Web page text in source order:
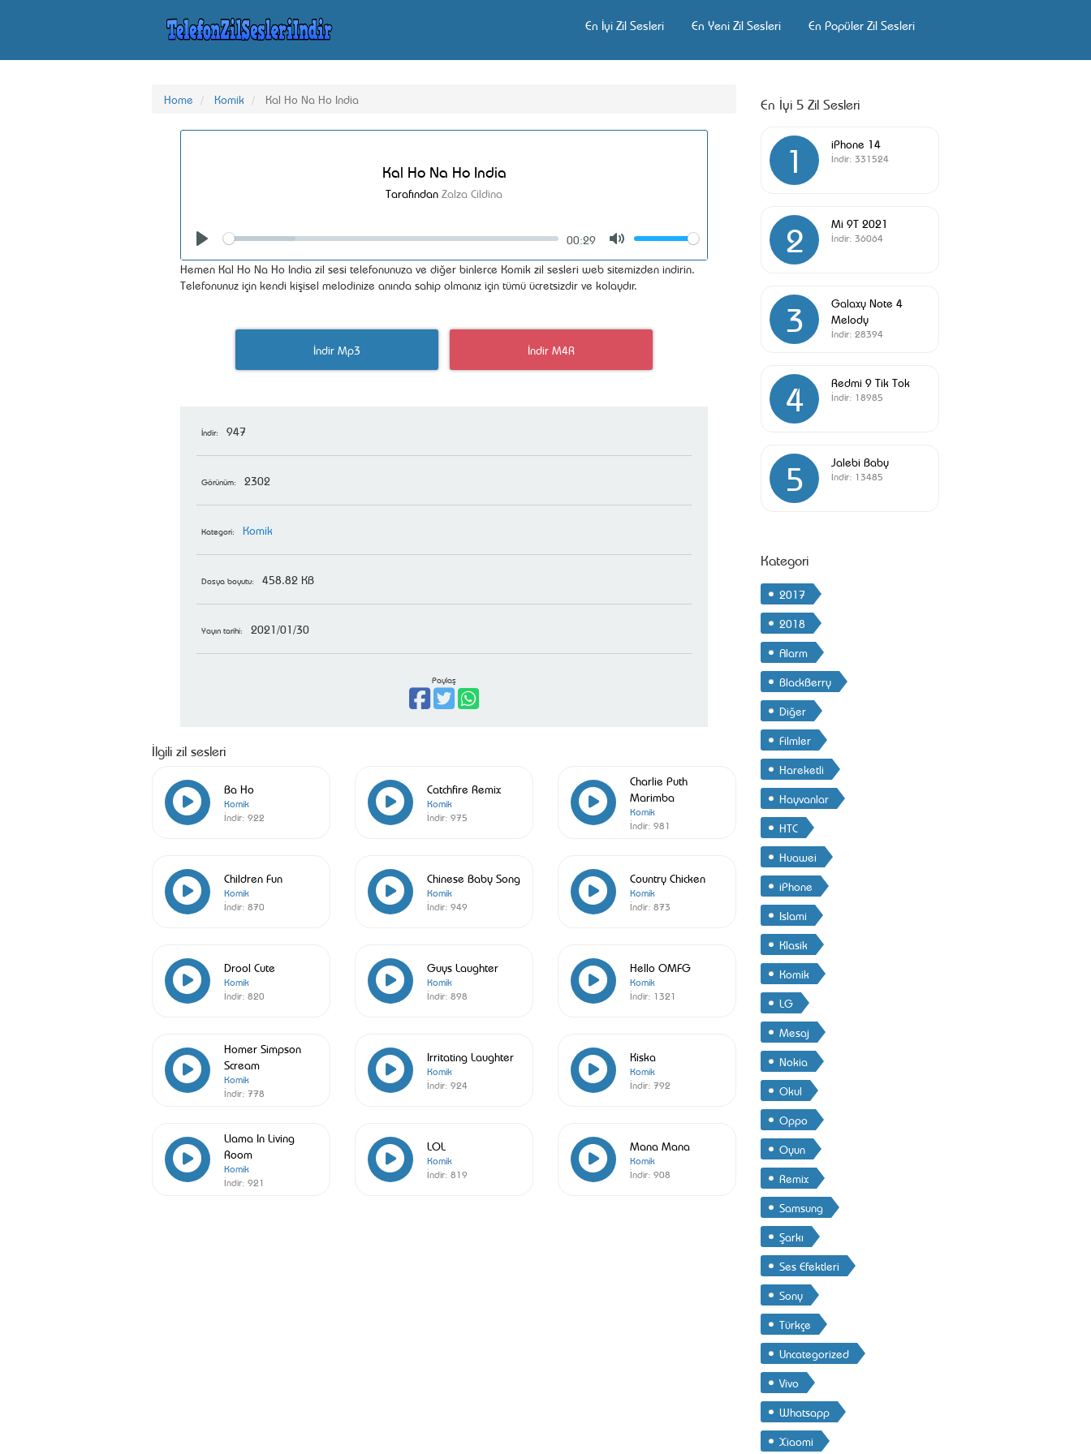
En İyi Zil Sesleri En Yeni Zil Sesleri En Popüler Zil Sesleri
Home Komik Kal Ho Na Ho India
Kal Ho Na Ho India
Tarafından Zalza Cildina
Seek
00:29
Volume
Hemen Kal Ho Na Ho India zil sesi telefonunuza ve diğer binlerce Komik zil sesleri web sitemizden indirin.
Telefonunuz için kendi kişisel melodinize anında sahip olmanız için tümü ücretsizdir ve kolaydır.
İndir Mp3 İndir M4R
İndir: 947
Görünüm: 2302
Kategori: Komik
Dosya boyutu: 458.82 KB
Yayın tarihi: 2021/01/30
Paylaş
İlgili zil sesleri
Ba Ho
Komik
İndir: 922
Catchfire Remix
Komik
İndir: 975
Charlie Puth
Marimba
Komik
İndir: 981
Children Fun
Komik
İndir: 870
Chinese Baby Song
Komik
İndir: 949
Country Chicken
Komik
İndir: 873
Drool Cute
Komik
İndir: 820
Guys Laughter
Komik
İndir: 898
Hello OMFG
Komik
İndir: 1321
Homer Simpson
Scream
Komik
İndir: 778
Irritating Laughter
Komik
İndir: 924
Kiska
Komik
İndir: 792
Llama In Living
Room
Komik
İndir: 921
LOL
Komik
İndir: 819
Mana Mana
Komik
İndir: 908
En İyi 5 Zil Sesleri
1 iPhone 14
İndir: 331524
2 Mi 9T 2021
İndir: 36064
3
Galaxy Note 4
Melody
İndir: 28394
4 Redmi 9 Tik Tok
İndir: 18985
5 Jalebi Baby
İndir: 13485
Kategori
2017
2018
Alarm
BlackBerry
Diğer
Filmler
Hareketli
Hayvanlar
HTC
Huawei
iPhone
Islami
Klasik
Komik
LG
Mesaj
Nokia
Okul
Oppo
Oyun
Remix
Samsung
Şarkı
Ses Efektleri
Sony
Türkçe
Uncategorized
Vivo
Whatsapp
Xiaomi